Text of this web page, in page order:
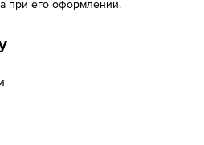
при его оформлении.